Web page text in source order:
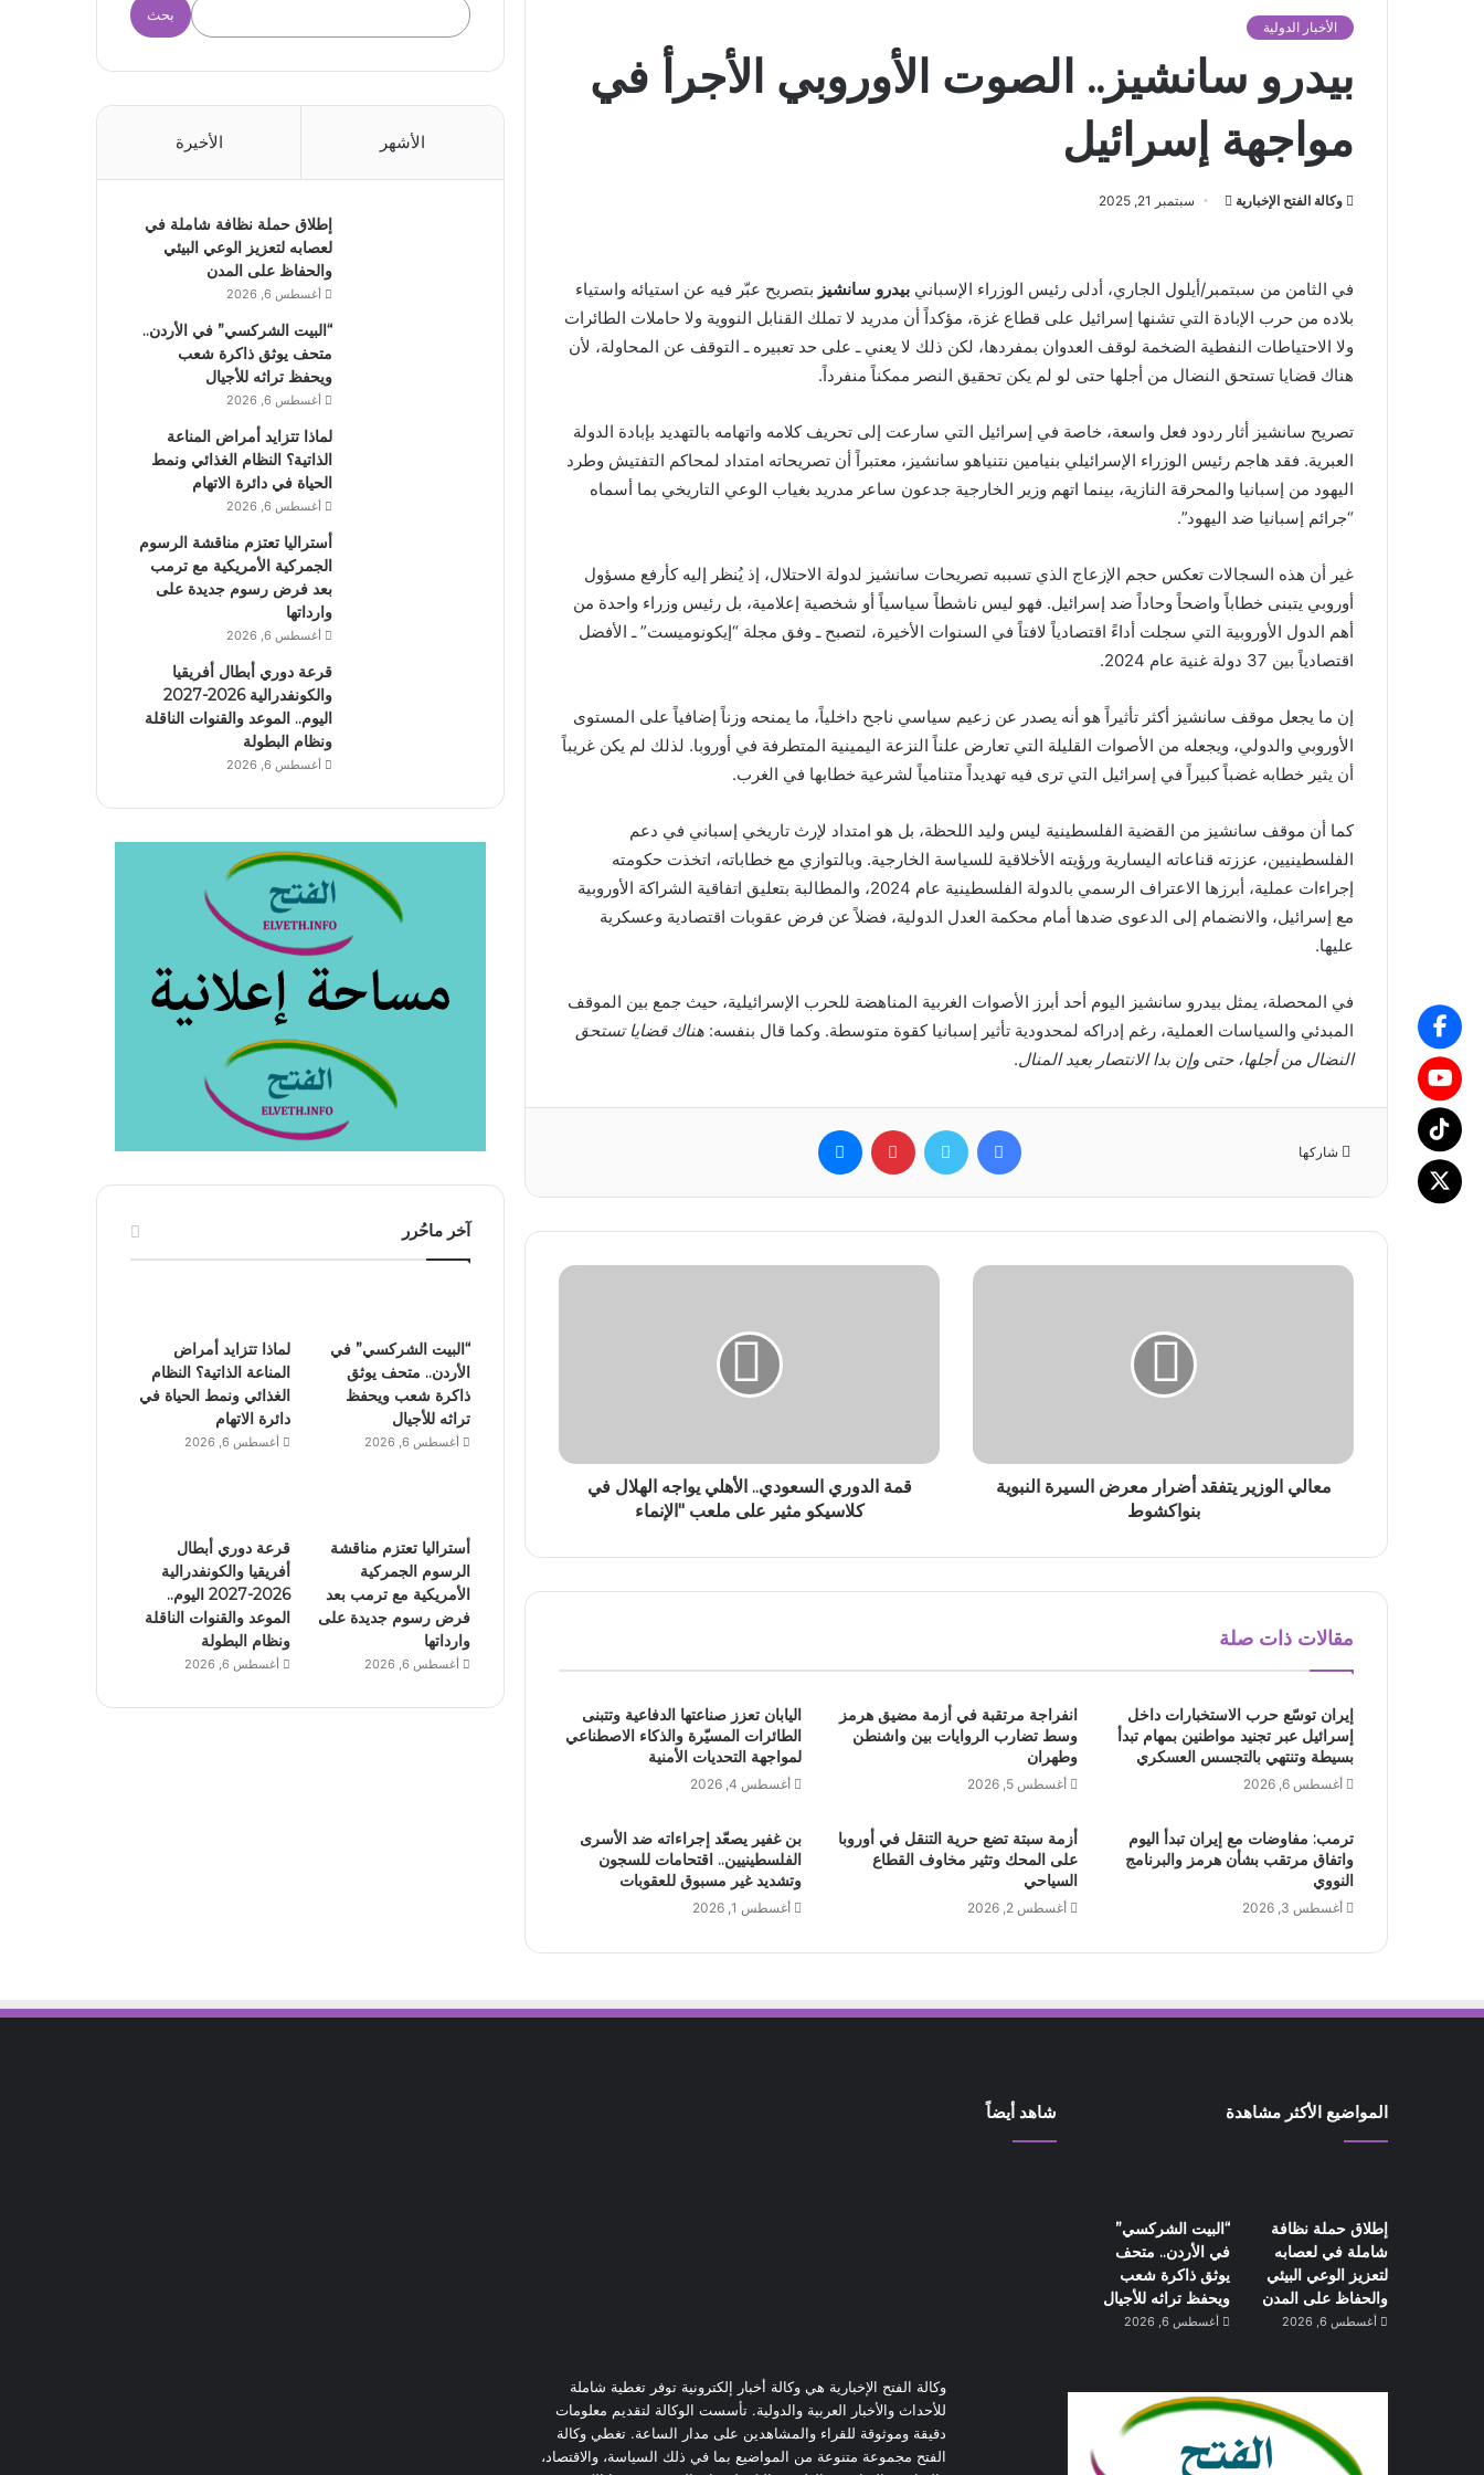
الأخبار الدولية
بيدرو سانشيز.. الصوت الأوروبي الأجرأ في
مواجهة إسرائيل
وكالة الفتح الإخبارية
أرسل سبتمبر 21, 2025
في الثامن من سبتمبر/أيلول الجاري، أدلى رئيس الوزراء الإسباني بيدرو سانشيز بتصريح عبّر فيه عن استيائه واستياء
بلاده من حرب الإبادة التي تشنها إسرائيل على قطاع غزة، مؤكداً أن مدريد لا تملك القنابل النووية ولا حاملات الطائرات
ولا الاحتياطات النفطية الضخمة لوقف العدوان بمفردها، لكن ذلك لا يعني ـ على حد تعبيره ـ التوقف عن المحاولة، لأن
هناك قضايا تستحق النضال من أجلها حتى لو لم يكن تحقيق النصر ممكناً منفرداً.
تصريح سانشيز أثار ردود فعل واسعة، خاصة في إسرائيل التي سارعت إلى تحريف كلامه واتهامه بالتهديد بإبادة الدولة
العبرية. فقد هاجم رئيس الوزراء الإسرائيلي بنيامين نتنياهو سانشيز، معتبراً أن تصريحاته امتداد لمحاكم التفتيش وطرد
اليهود من إسبانيا والمحرقة النازية، بينما اتهم وزير الخارجية جدعون ساعر مدريد بغياب الوعي التاريخي بما أسماه
“جرائم إسبانيا ضد اليهود”.
غير أن هذه السجالات تعكس حجم الإزعاج الذي تسببه تصريحات سانشيز لدولة الاحتلال، إذ يُنظر إليه كأرفع مسؤول
أوروبي يتبنى خطاباً واضحاً وحاداً ضد إسرائيل. فهو ليس ناشطاً سياسياً أو شخصية إعلامية، بل رئيس وزراء واحدة من
أهم الدول الأوروبية التي سجلت أداءً اقتصادياً لافتاً في السنوات الأخيرة، لتصبح ـ وفق مجلة “إيكونوميست” ـ الأفضل
اقتصادياً بين 37 دولة غنية عام 2024.
إن ما يجعل موقف سانشيز أكثر تأثيراً هو أنه يصدر عن زعيم سياسي ناجح داخلياً، ما يمنحه وزناً إضافياً على المستوى
الأوروبي والدولي، ويجعله من الأصوات القليلة التي تعارض علناً النزعة اليمينية المتطرفة في أوروبا. لذلك لم يكن غريباً
أن يثير خطابه غضباً كبيراً في إسرائيل التي ترى فيه تهديداً متنامياً لشرعية خطابها في الغرب.
كما أن موقف سانشيز من القضية الفلسطينية ليس وليد اللحظة، بل هو امتداد لإرث تاريخي إسباني في دعم
الفلسطينيين، عززته قناعاته اليسارية ورؤيته الأخلاقية للسياسة الخارجية. وبالتوازي مع خطاباته، اتخذت حكومته
إجراءات عملية، أبرزها الاعتراف الرسمي بالدولة الفلسطينية عام 2024، والمطالبة بتعليق اتفاقية الشراكة الأوروبية
مع إسرائيل، والانضمام إلى الدعوى ضدها أمام محكمة العدل الدولية، فضلاً عن فرض عقوبات اقتصادية وعسكرية
عليها.
في المحصلة، يمثل بيدرو سانشيز اليوم أحد أبرز الأصوات الغربية المناهضة للحرب الإسرائيلية، حيث جمع بين الموقف
المبدئي والسياسات العملية، رغم إدراكه لمحدودية تأثير إسبانيا كقوة متوسطة. وكما قال بنفسه: هناك قضايا تستحق
النضال من أجلها، حتى وإن بدا الانتصار بعيد المنال.
شاركها
فيسبوك تويتر بينتيريست
معالي الوزير يتفقد أضرار معرض السيرة النبوية
بنواكشوط
قمة الدوري السعودي.. الأهلي يواجه الهلال في
كلاسيكو مثير على ملعب "الإنماء
مقالات ذات صلة
إيران توسّع حرب الاستخبارات داخل
إسرائيل عبر تجنيد مواطنين بمهام تبدأ
بسيطة وتنتهي بالتجسس العسكري
أغسطس 6, 2026
انفراجة مرتقبة في أزمة مضيق هرمز
وسط تضارب الروايات بين واشنطن
وطهران
أغسطس 5, 2026
اليابان تعزز صناعتها الدفاعية وتتبنى
الطائرات المسيّرة والذكاء الاصطناعي
لمواجهة التحديات الأمنية
أغسطس 4, 2026
ترمب: مفاوضات مع إيران تبدأ اليوم
واتفاق مرتقب بشأن هرمز والبرنامج
النووي
أغسطس 3, 2026
أزمة سبتة تضع حرية التنقل في أوروبا
على المحك وتثير مخاوف القطاع
السياحي
أغسطس 2, 2026
بن غفير يصعّد إجراءاته ضد الأسرى
الفلسطينيين.. اقتحامات للسجون
وتشديد غير مسبوق للعقوبات
أغسطس 1, 2026
بحث
الأشهر الأخيرة
إطلاق حملة نظافة شاملة في
لعصابه لتعزيز الوعي البيئي
والحفاظ على المدن
أغسطس 6, 2026
“البيت الشركسي” في الأردن..
متحف يوثق ذاكرة شعب
ويحفظ تراثه للأجيال
أغسطس 6, 2026
لماذا تتزايد أمراض المناعة
الذاتية؟ النظام الغذائي ونمط
الحياة في دائرة الاتهام
أغسطس 6, 2026
أستراليا تعتزم مناقشة الرسوم
الجمركية الأمريكية مع ترمب
بعد فرض رسوم جديدة على
وارداتها
أغسطس 6, 2026
قرعة دوري أبطال أفريقيا
والكونفدرالية 2026-2027
اليوم.. الموعد والقنوات الناقلة
ونظام البطولة
أغسطس 6, 2026
آخر ماحُرر
“البيت الشركسي” في
الأردن.. متحف يوثق
ذاكرة شعب ويحفظ
تراثه للأجيال
أغسطس 6, 2026
لماذا تتزايد أمراض
المناعة الذاتية؟ النظام
الغذائي ونمط الحياة في
دائرة الاتهام
أغسطس 6, 2026
أستراليا تعتزم مناقشة
الرسوم الجمركية
الأمريكية مع ترمب بعد
فرض رسوم جديدة على
وارداتها
أغسطس 6, 2026
قرعة دوري أبطال
أفريقيا والكونفدرالية
2026-2027 اليوم..
الموعد والقنوات الناقلة
ونظام البطولة
أغسطس 6, 2026
المواضيع الأكثر مشاهدة
إطلاق حملة نظافة
شاملة في لعصابه
لتعزيز الوعي البيئي
والحفاظ على المدن
أغسطس 6, 2026
“البيت الشركسي”
في الأردن.. متحف
يوثق ذاكرة شعب
ويحفظ تراثه للأجيال
أغسطس 6, 2026
شاهد أيضاً
وكالة الفتح الإخبارية هي وكالة أخبار إلكترونية توفر تغطية شاملة
للأحداث والأخبار العربية والدولية. تأسست الوكالة لتقديم معلومات
دقيقة وموثوقة للقراء والمشاهدين على مدار الساعة. تغطي وكالة
الفتح مجموعة متنوعة من المواضيع بما في ذلك السياسة، والاقتصاد،